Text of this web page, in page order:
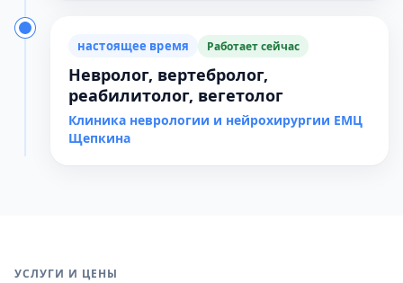
настоящее время Работает сейчас
Невролог, вертебролог,
реабилитолог, вегетолог
Клиника неврологии и нейрохирургии ЕМЦ
Щепкина
УСЛУГИ И ЦЕНЫ